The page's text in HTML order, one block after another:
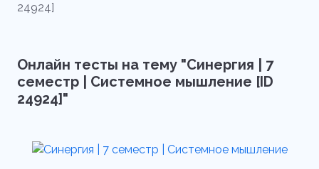
24924]
Онлайн тесты на тему "Синергия | 7
семестр | Системное мышление [ID
24924]"